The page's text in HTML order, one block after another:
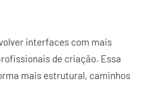
interfaces com mais
de criação. Essa
mais estrutural, caminhos